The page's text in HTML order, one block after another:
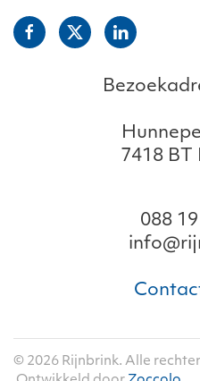
7418
088
© 2026 Rijnbrink. Alle